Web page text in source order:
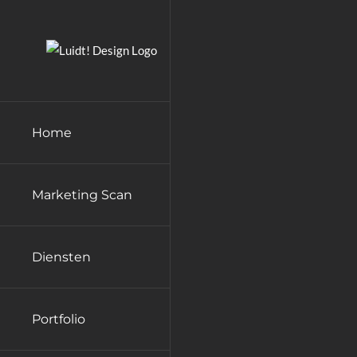
Home
Marketing Scan
Diensten
Portfolio